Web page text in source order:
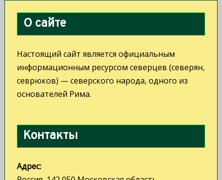
я
п
о
з
а
п
и
м
О сайте
Настоящий сайт является официальным
информационным ресурсом северцев (северян,
севрюков) — северского народа, одного из
основателей Рима.
Контакты
Адрес: